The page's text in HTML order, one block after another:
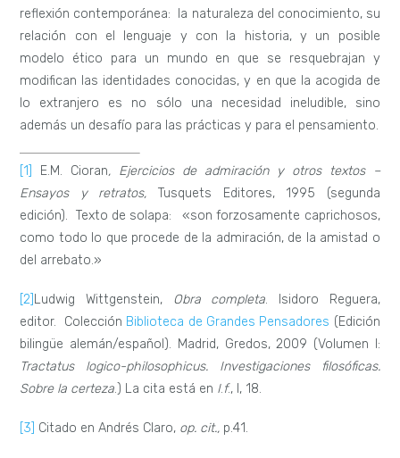
reflexión contemporánea: la naturaleza del conocimiento, su
relación con el lenguaje y con la historia, y un posible
modelo ético para un mundo en que se resquebrajan y
modifican las identidades conocidas, y en que la acogida de
lo extranjero es no sólo una necesidad ineludible, sino
además un desafío para las prácticas y para el pensamiento.
[1] E.M. Cioran, Ejercicios de admiración y otros textos –
Ensayos y retratos, Tusquets Editores, 1995 (segunda
edición). Texto de solapa: «son forzosamente caprichosos,
como todo lo que procede de la admiración, de la amistad o
del arrebato.»
[2] Ludwig Wittgenstein, Obra completa. Isidoro Reguera,
editor. Colección Biblioteca de Grandes Pensadores (Edición
bilingüe alemán/español). Madrid, Gredos, 2009 (Volumen I:
Tractatus logico-philosophicus. Investigaciones filosóficas.
Sobre la certeza.) La cita está en I.f., I, 18.
[3] Citado en Andrés Claro, op. cit., p.41.